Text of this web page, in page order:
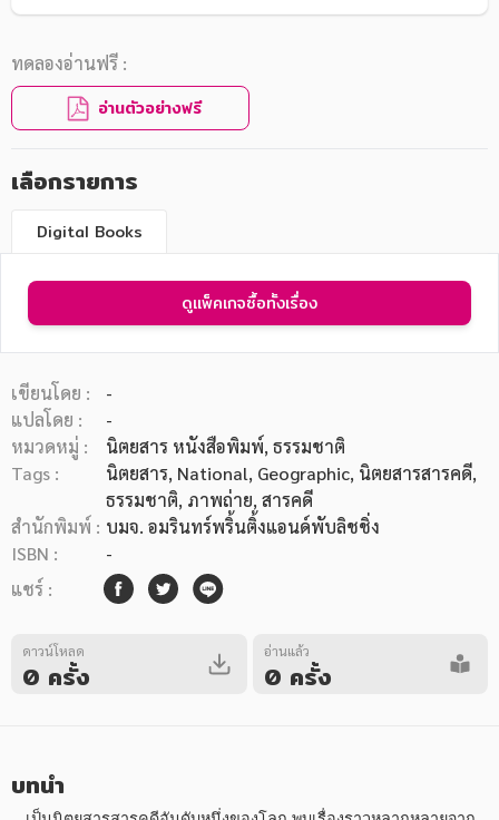
หมวดหมู่หนังสือ
หมวดหมู่ยอดนิยม
หนังสือเสียง
โปรโมชั่นลดราคา
อาหาร สุขภาพ การแพทย์
ทดลองอ่านฟรี :
อ่านตัวอย่างฟรี
เลือกรายการ
Digital Books
ดูแพ็คเกจซื้อทั้งเรื่อง
เขียนโดย :
-
แปลโดย :
-
หมวดหมู่ :
นิตยสาร หนังสือพิมพ์, ธรรมชาติ
Tags :
นิตยสาร, National, Geographic, นิตยสารสารคดี,
ธรรมชาติ, ภาพถ่าย, สารคดี
สำนักพิมพ์ : บมจ. อมรินทร์พริ้นติ้งแอนด์พับลิชชิ่ง
ISBN :
-
แชร์ :
ดาวน์โหลด
0 ครั้ง
อ่านแล้ว
0 ครั้ง
บทนำ